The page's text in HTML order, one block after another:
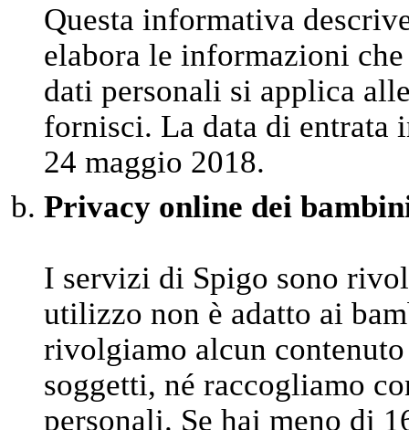
Questa informativa
elabora le informazioni
dati personali si applica
fornisci. La data di entrata
24 maggio 2018.
Privacy online dei
I servizi di Spigo sono
utilizzo non è adatto ai
rivolgiamo alcun
soggetti, né raccogliamo
personali. Se hai meno di